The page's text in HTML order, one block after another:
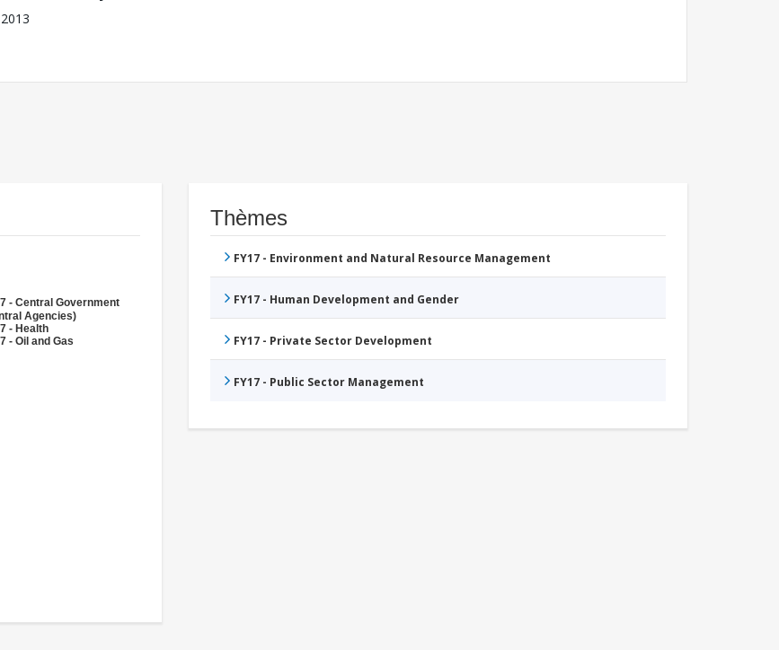
- Central Government
Agencies)
- Health
- Oil and Gas
Thèmes
FY17 - Environment and Natural Resource Management
FY17 - Human Development and Gender
FY17 - Private Sector Development
FY17 - Public Sector Management